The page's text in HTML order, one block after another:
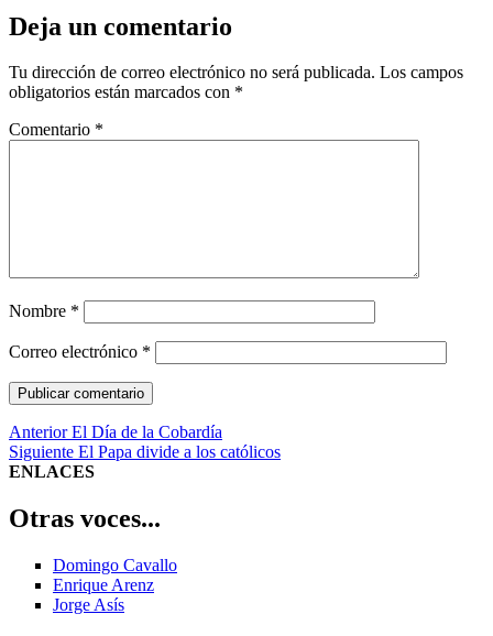
Deja un comentario
Tu dirección de correo electrónico no será publicada. Los campos
obligatorios están marcados con *
Comentario *
Nombre *
Correo electrónico *
Navegación
de
Anterior Entrada
anterior:
El Día de la Cobardía
Siguiente Entrada
siguiente:
El Papa divide a los católicos
ENLACES
Otras voces...
Domingo Cavallo
Enrique Arenz
Jorge Asís